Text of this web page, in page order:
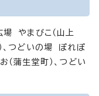
場 やまびこ（山上
、つどいの場 ぽれぽ
（蒲生堂町）、つどい